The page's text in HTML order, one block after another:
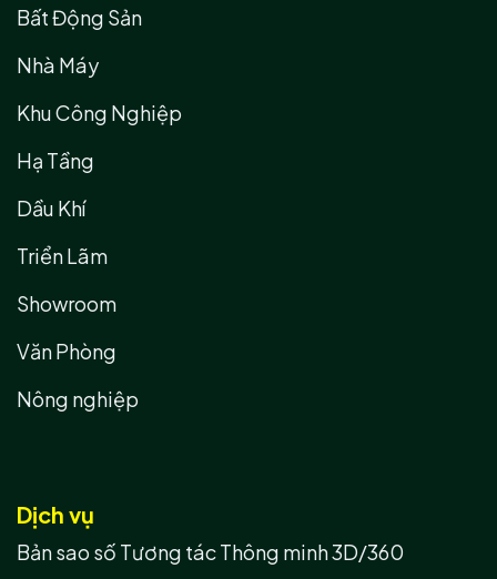
Bất Động Sản
Nhà Máy
Khu Công Nghiệp
Hạ Tầng
Dầu Khí
Triển Lãm
Showroom
Văn Phòng
Nông nghiệp
Dịch vụ
Bản sao số Tương tác Thông minh 3D/360